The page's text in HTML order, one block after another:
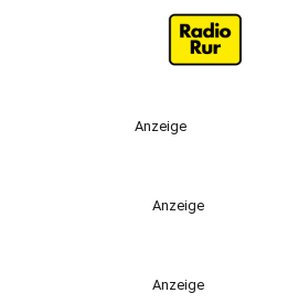
Anzeige
Anzeige
Anzeige